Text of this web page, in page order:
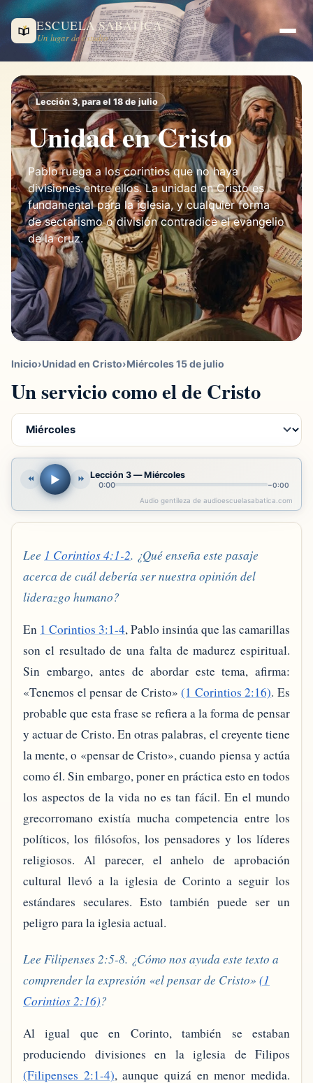
ESCUELA SABÁTICA
Un lugar de estudio
Lección 3, para el 18 de julio
Unidad en Cristo
Pablo ruega a los corintios que no haya
divisiones entre ellos. La unidad en Cristo es
fundamental para la iglesia, y cualquier forma
de sectarismo o división contradice el evangelio
de la cruz.
Inicio›Unidad en Cristo›Miércoles 15 de julio
Un servicio como el de Cristo
⏪ ▶ ⏩ Lección 3 — Miércoles
0:00 −0:00
Audio gentileza de audioescuelasabatica.com
Lee 1 Corintios 4:1-2. ¿Qué enseña este pasaje
acerca de cuál debería ser nuestra opinión del
liderazgo humano?
En 1 Corintios 3:1-4, Pablo insinúa que las camarillas
son el resultado de una falta de madurez espiritual.
Sin embargo, antes de abordar este tema, afirma:
«Tenemos el pensar de Cristo»(1 Corintios 2:16). Es
probable que esta frase se refiera a la forma de pensar
y actuar de Cristo. En otras palabras, el creyente tiene
la mente, o «pensar de Cristo», cuando piensa y actúa
como él. Sin embargo, poner en práctica esto en todos
los aspectos de la vida no es tan fácil. En el mundo
grecorromano existía mucha competencia entre los
políticos, los filósofos, los pensadores y los líderes
religiosos. Al parecer, el anhelo de aprobación
cultural llevó a la iglesia de Corinto a seguir los
estándares seculares. Esto también puede ser un
peligro para la iglesia actual.
Lee Filipenses 2:5-8. ¿Cómo nos ayuda este texto a
comprender la expresión «el pensar de Cristo» (1
Corintios 2:16)?
Al igual que en Corinto, también se estaban
produciendo divisiones en la iglesia de Filipos
(Filipenses 2:1-4), aunque quizá en menor medida.